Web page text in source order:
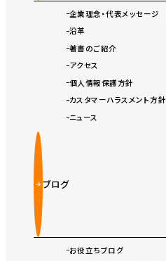
企業理念・代表メッセージ
沿革
著書のご紹介
アクセス
個人情報保護方針
カスタマーハラスメント方針
ニュース
ブログ
お役立ちブログ